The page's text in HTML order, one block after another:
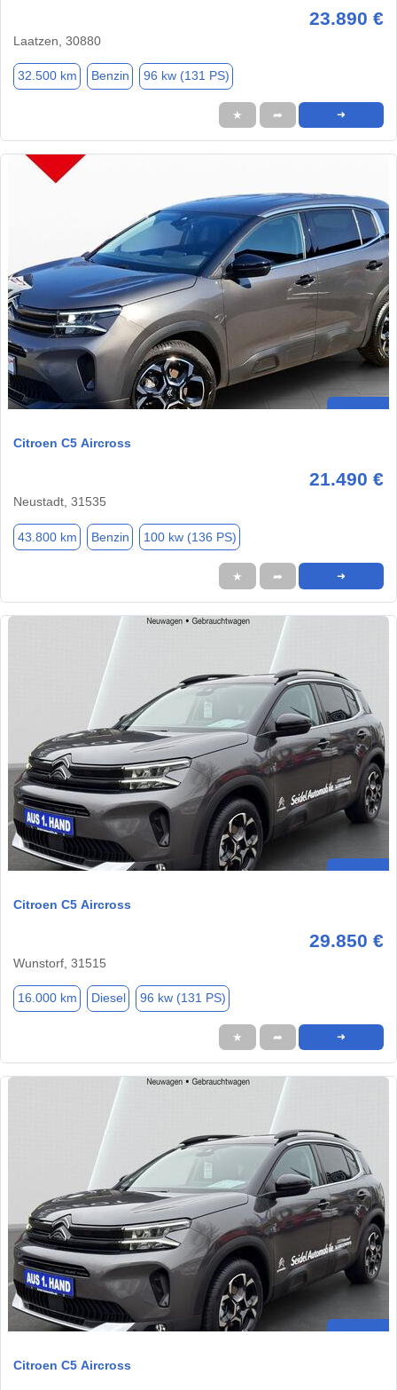
23.890 €
Laatzen, 30880
32.500 km Benzin 96 kw (131 PS)
★ ➦ ➜
Citroen C5 Aircross
21.490 €
Neustadt, 31535
43.800 km Benzin 100 kw (136 PS)
★ ➦ ➜
Citroen C5 Aircross
29.850 €
Wunstorf, 31515
16.000 km Diesel 96 kw (131 PS)
★ ➦ ➜
Citroen C5 Aircross